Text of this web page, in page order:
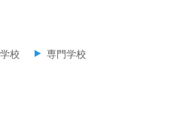
校
専門学校